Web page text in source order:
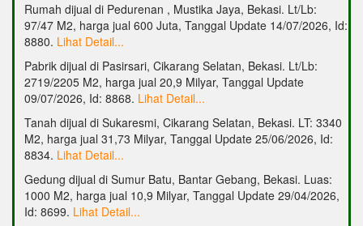
Rumah dijual di Pedurenan , Mustika Jaya, Bekasi. Lt/Lb:
97/47 M2, harga jual 600 Juta, Tanggal Update 14/07/2026, Id:
8880. Lihat Detail...
Pabrik dijual di Pasirsari, Cikarang Selatan, Bekasi. Lt/Lb:
2719/2205 M2, harga jual 20,9 Milyar, Tanggal Update
09/07/2026, Id: 8868. Lihat Detail...
Tanah dijual di Sukaresmi, Cikarang Selatan, Bekasi. LT: 3340
M2, harga jual 31,73 Milyar, Tanggal Update 25/06/2026, Id:
8834. Lihat Detail...
Gedung dijual di Sumur Batu, Bantar Gebang, Bekasi. Luas:
1000 M2, harga jual 10,9 Milyar, Tanggal Update 29/04/2026,
Id: 8699. Lihat Detail...